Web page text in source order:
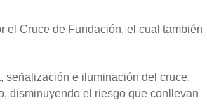
el Cruce de Fundación, el cual también
señalización e iluminación del cruce,
disminuyendo el riesgo que conllevan